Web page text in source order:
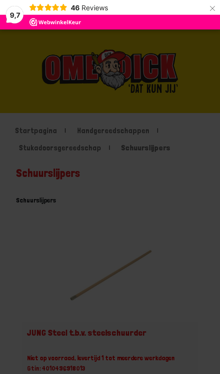
9,7
46 Reviews ×
Startpagina
Handgereedschappen
Stukadoorsgereedschap
Schuurslijpers
Schuurslijpers
Schuurslijpers
JUNG Steel t.b.v. steelschuurder
Niet op voorraad, levertijd 1 tot meerdere werkdagen
Gtin: 4010496918013